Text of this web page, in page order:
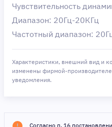
Чувствительность
Диапазон: 20Гц-20КГц
Частотный диапазон:
Характеристики, внешний вид и
изменены фирмой-
уведомления.
Согласно п. 16